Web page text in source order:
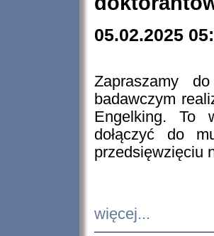
05.02.2025
Zapraszamy
badawczym
Engelking. To
dołączyć do
przedsięwzięciu
więcej...